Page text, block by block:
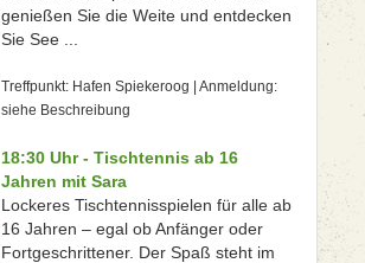
genießen Sie die Weite und entdecken
Sie See ...
Treffpunkt: Hafen Spiekeroog | Anmeldung:
siehe Beschreibung
18:30 Uhr - Tischtennis ab 16
Jahren mit Sara
Lockeres Tischtennisspielen für alle ab
16 Jahren – egal ob Anfänger oder
Fortgeschrittener. Der Spaß steht im